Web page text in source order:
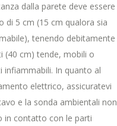
dalla parete deve essere
di 5 cm (15 cm qualora sia
tenendo debitamente
(40 cm) tende, mobili o
infiammabili. In quanto al
elettrico, assicuratevi
e la sonda ambientali non
in contatto con le parti